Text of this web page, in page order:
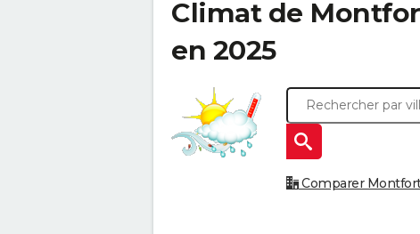
Climat de
en 2025
Comparer